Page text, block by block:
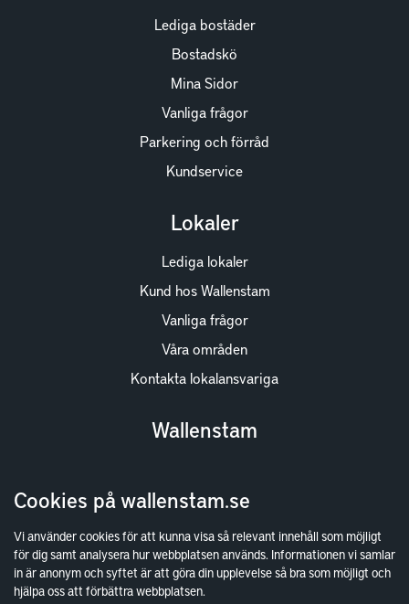
Cookies på wallenstam.se
Vi använder cookies för att kunna visa så relevant innehåll som möjligt
för dig samt analysera hur webbplatsen används. Informationen vi samlar
in är anonym och syftet är att göra din upplevelse så bra som möjligt och
hjälpa oss att förbättra webbplatsen.
Lediga bostäder
Bostadskö
Mina Sidor
Vanliga frågor
Parkering och förråd
Kundservice
Lokaler
Lediga lokaler
Kund hos Wallenstam
Vanliga frågor
Våra områden
Kontakta lokalansvariga
Wallenstam
Finansiella rapporter
Sök fakturamottagare
Våra fastigheter
Hållbarhet